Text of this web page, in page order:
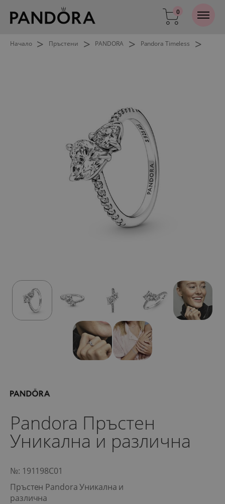
0
Начало > Пръстени > PANDORA > Pandora Timeless >
Pandora Пръстен
Уникална и различна
№: 191198C01
Пръстен Pandora Уникална и
различна